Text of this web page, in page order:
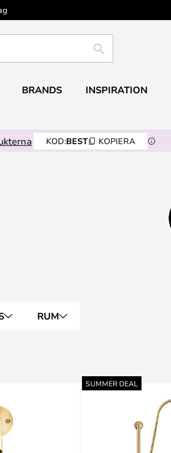
SÖK
BRANDS INSPIRATION
KOD:BEST KOPIERA
RUM
SUMMER DEAL